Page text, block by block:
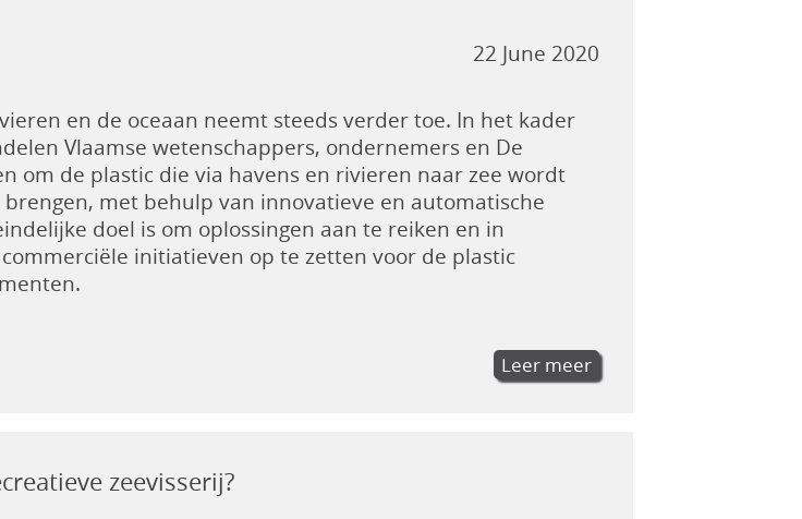
22 June 2020
en de oceaan neemt steeds verder toe. In het kader
Vlaamse wetenschappers, ondernemers en De
om de plastic die via havens en rivieren naar zee wordt
met behulp van innovatieve en automatische
doel is om oplossingen aan te reiken en in
initiatieven op te zetten voor de plastic
Leer meer
zeevisserij?